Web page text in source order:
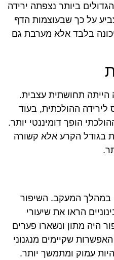
ביותר נצפתה ירידה
על כך שבעוצמות הדף
בלבד אלא מערבת גם
הייתה תחושתית עצבית.
ההולכתית, בעוד
הופך דומיננטי יותר.
בגודל הקרע אלא קשורה
במהלך המעקב. השיפור
הבינוניים הראו את שיעורי
היה מתון ונשארו פערים
שקיימים מנגנוני
עמוק ומתמשך יותר.